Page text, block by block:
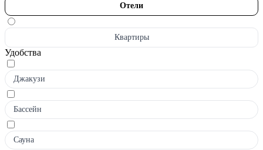
Отели
Квартиры
Удобства
Джакузи
Бассейн
Сауна